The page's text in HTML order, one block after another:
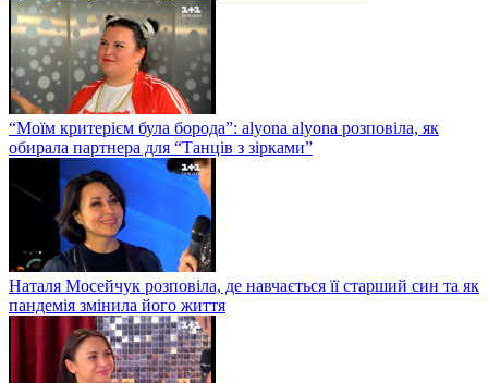
“Моїм критерієм була борода”: alyona alyona розповіла, як
обирала партнера для “Танців з зірками”
Наталя Мосейчук розповіла, де навчається її старший син та як
пандемія змінила його життя